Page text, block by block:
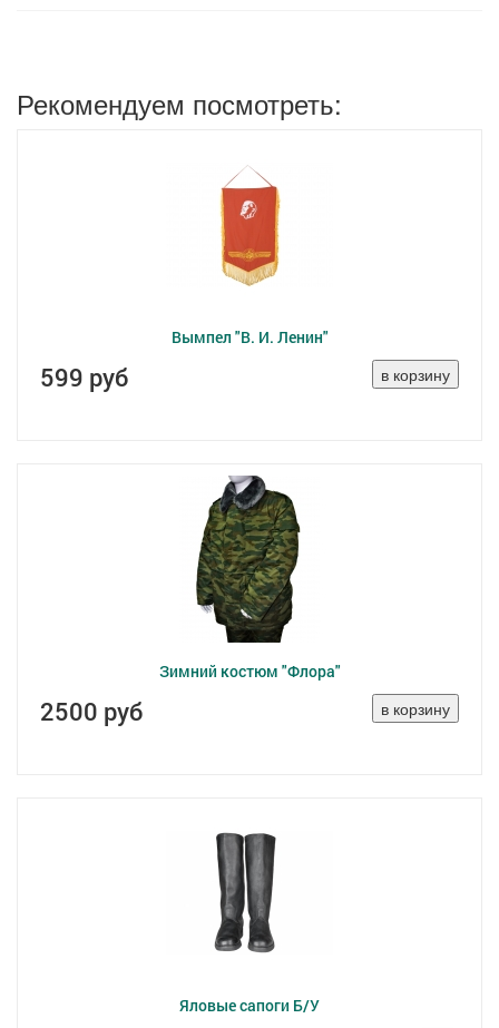
Рекомендуем посмотреть:
Вымпел "В. И. Ленин"
599 руб
Зимний костюм "Флора"
2500 руб
Яловые сапоги Б/У